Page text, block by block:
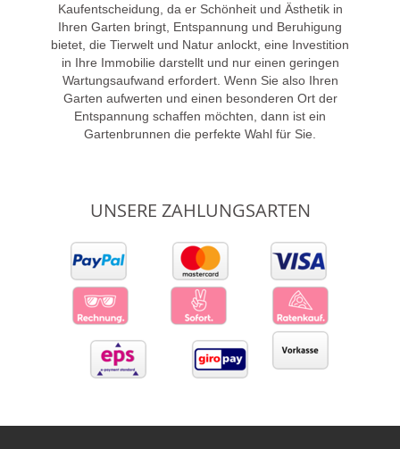
Kaufentscheidung, da er Schönheit und Ästhetik in
Ihren Garten bringt, Entspannung und Beruhigung
bietet, die Tierwelt und Natur anlockt, eine Investition
in Ihre Immobilie darstellt und nur einen geringen
Wartungsaufwand erfordert. Wenn Sie also Ihren
Garten aufwerten und einen besonderen Ort der
Entspannung schaffen möchten, dann ist ein
Gartenbrunnen die perfekte Wahl für Sie.
UNSERE ZAHLUNGSARTEN